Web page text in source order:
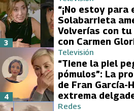
“¡No estoy para
Solabarrieta
Volverías con
con Carmen
3
Televisión
“Tiene la piel
pómulos”: La
de Fran García-
extrema
4
Redes